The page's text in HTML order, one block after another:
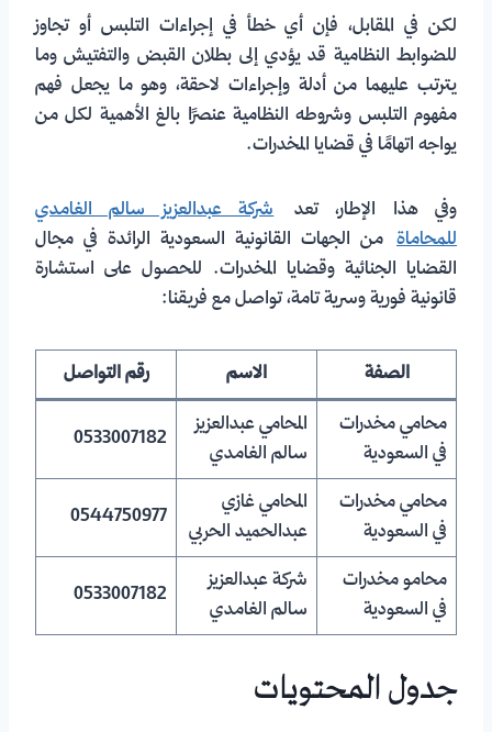
لكن في المقابل، فإن أي خطأ في إجراءات التلبس أو تجاوز
للضوابط النظامية قد يؤدي إلى بطلان القبض والتفتيش وما
يترتب عليهما من أدلة وإجراءات لاحقة، وهو ما يجعل فهم
مفهوم التلبس وشروطه النظامية عنصرًا بالغ الأهمية لكل من
يواجه اتهامًا في قضايا المخدرات.
وفي هذا الإطار، تعدشركة عبدالعزيز سالم الغامدي
للمحاماة من الجهات القانونية السعودية الرائدة في مجال
القضايا الجنائية وقضايا المخدرات. للحصول على استشارة
قانونية فورية وسرية تامة، تواصل مع فريقنا:
الصفة الاسم
رقم التواصل
محامي مخدرات
في السعودية
المحامي عبدالعزيز
سالم الغامدي
0533007182
محامي مخدرات
في السعودية
المحامي غازي
عبدالحميد الحربي
0544750977
محامو مخدرات
في السعودية
شركة عبدالعزيز
سالم الغامدي
0533007182
جدول المحتويات